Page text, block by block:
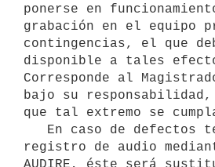
ponerse en
grabación en el equipo
contingencias, el que
disponible a tales
Corresponde al
bajo su
que tal extremo se
registro de audio